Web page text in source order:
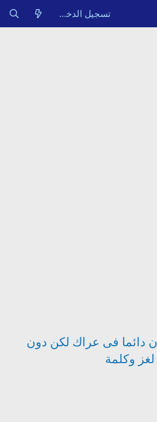
تسجيل الدخول
دائما فى عراك لكن دون
وكلمة